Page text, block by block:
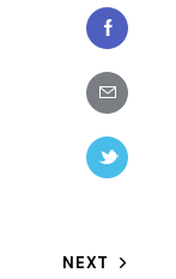
Facebook
Share-
email
Twitter-
NEXT